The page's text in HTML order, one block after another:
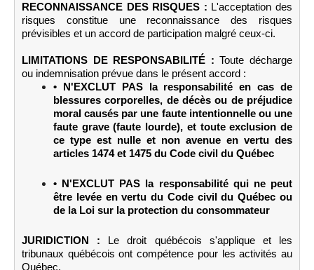
RECONNAISSANCE DES RISQUES : L'acceptation des
risques constitue une reconnaissance des risques
prévisibles et un accord de participation malgré ceux-ci.
LIMITATIONS DE RESPONSABILITÉ :Toute décharge
ou indemnisation prévue dans le présent accord :
• N'EXCLUT PAS la responsabilité en cas de
blessures corporelles, de décès ou de préjudice
moral causés par une faute intentionnelle ou une
faute grave (faute lourde), et toute exclusion de
ce type est nulle et non avenue en vertu des
articles 1474 et 1475 du Code civil du Québec
• N'EXCLUT PAS la responsabilité qui ne peut
être levée en vertu du Code civil du Québec ou
de la Loi sur la protection du consommateur
JURIDICTION :
Le droit québécois s'applique et les
tribunaux québécois ont compétence pour les activités au
Québec.